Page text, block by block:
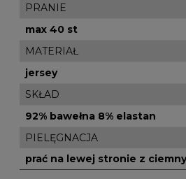
PRANIE
max 40 st
MATERIAŁ
jersey
SKŁAD
92% bawełna 8% elastan
PIELĘGNACJA
prać na lewej stronie z